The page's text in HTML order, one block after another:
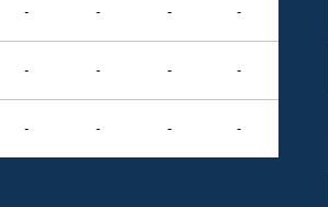
- - - -
- - - -
- - - -